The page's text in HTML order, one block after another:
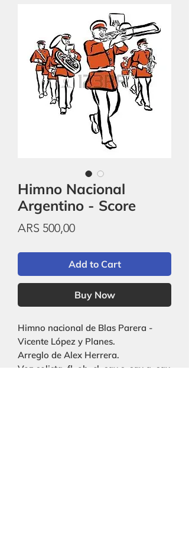
Himno Nacional
Argentino - Score
ARS 500,00Price
Add to Cart
Buy Now
Himno nacional de Blas Parera -
Vicente López y Planes.
Arreglo de Alex Herrera.
Voz solista, fl, ob, cl, sax s, sax a, sax